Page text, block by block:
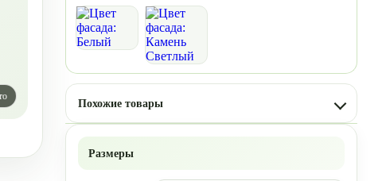
Похожие товары
Размеры